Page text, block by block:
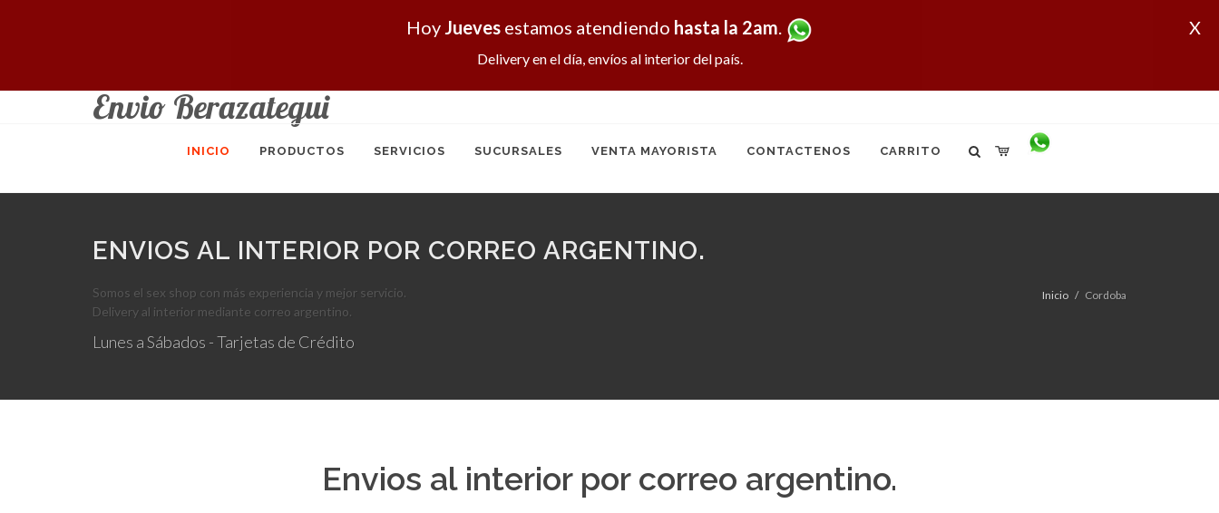
X
Hoy Jueves estamos atendiendo hasta la 2am.
Delivery en el día, envíos al interior del país.
Envio Berazategui
INICIO PRODUCTOS SERVICIOS SUCURSALES VENTA MAYORISTA CONTACTENOS CARRITO
ENVIOS AL INTERIOR POR CORREO ARGENTINO.
Somos el sex shop con más experiencia y mejor servicio.
Delivery al interior mediante correo argentino.
Lunes a Sábados - Tarjetas de Crédito
Inicio Cordoba
Envios al interior por correo argentino.